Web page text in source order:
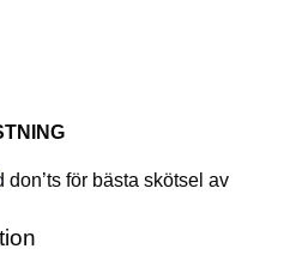
don’ts för bästa skötsel av